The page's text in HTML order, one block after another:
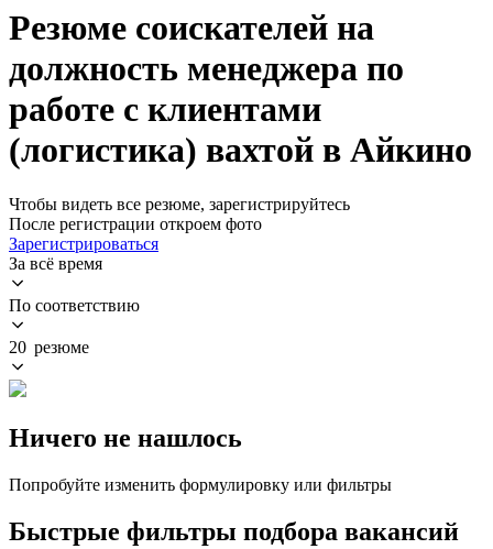
Резюме соискателей на
должность менеджера по
работе с клиентами
(логистика) вахтой в Айкино
Чтобы видеть все резюме, зарегистрируйтесь
После регистрации откроем фото
Зарегистрироваться
За всё время
По соответствию
20 резюме
Ничего не нашлось
Попробуйте изменить формулировку или фильтры
Быстрые фильтры подбора вакансий